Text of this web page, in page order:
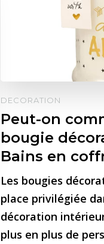
DECORATION
Peut-on
bougie
Bains en
Les bougies
place privilégiée
décoration
plus en plus de